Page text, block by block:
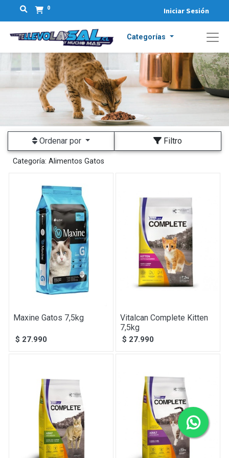
0 Iniciar Sesión
Categorías
Ordenar por Filtro
Categoría: Alimentos Gatos
Maxine Gatos 7,5kg
$ 27.990
Vitalcan Complete Kitten
7,5kg
$ 27.990